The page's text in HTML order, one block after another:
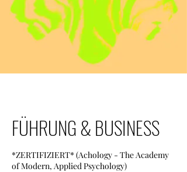
FÜHRUNG & BUSINESS
*ZERTIFIZIERT* (Achology - The Academy
of Modern, Applied Psychology)